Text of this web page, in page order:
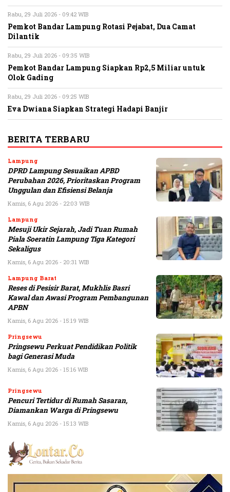
Rabu, 29 Juli 2026 - 09:42 WIB
Pemkot Bandar Lampung Rotasi Pejabat, Dua Camat
Dilantik
Rabu, 29 Juli 2026 - 09:35 WIB
Pemkot Bandar Lampung Siapkan Rp2,5 Miliar untuk
Olok Gading
Rabu, 29 Juli 2026 - 09:25 WIB
Eva Dwiana Siapkan Strategi Hadapi Banjir
BERITA TERBARU
Lampung
DPRD Lampung Sesuaikan APBD
Perubahan 2026, Prioritaskan Program
Unggulan dan Efisiensi Belanja
Kamis, 6 Agu 2026 - 22:03 WIB
Lampung
Mesuji Ukir Sejarah, Jadi Tuan Rumah
Piala Soeratin Lampung Tiga Kategori
Sekaligus
Kamis, 6 Agu 2026 - 20:31 WIB
Lampung Barat
Reses di Pesisir Barat, Mukhlis Basri
Kawal dan Awasi Program Pembangunan
APBN
Kamis, 6 Agu 2026 - 15:19 WIB
Pringsewu
Pringsewu Perkuat Pendidikan Politik
bagi Generasi Muda
Kamis, 6 Agu 2026 - 15:16 WIB
Pringsewu
Pencuri Tertidur di Rumah Sasaran,
Diamankan Warga di Pringsewu
Kamis, 6 Agu 2026 - 15:13 WIB